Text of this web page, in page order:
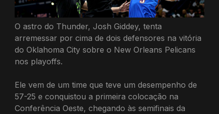
O astro do Thunder, Josh Giddey, tenta
arremessar por cima de dois defensores na vitória
do Oklahoma City sobre o New Orleans Pelicans
nos playoffs.
Ele vem de um time que teve um desempenho de
57-25 e conquistou a primeira colocação na
Conferência Oeste, chegando às semifinais da